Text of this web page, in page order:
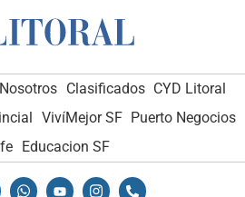
Clasificados CYD Litoral
VivíMejor SF Puerto Negocios
Educacion SF